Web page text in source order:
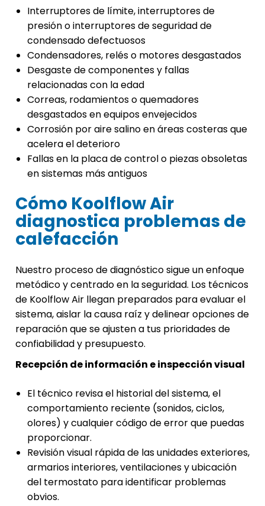
Interruptores de límite, interruptores de
presión o interruptores de seguridad de
condensado defectuosos
Condensadores, relés o motores desgastados
Desgaste de componentes y fallas
relacionadas con la edad
Correas, rodamientos o quemadores
desgastados en equipos envejecidos
Corrosión por aire salino en áreas costeras que
acelera el deterioro
Fallas en la placa de control o piezas obsoletas
en sistemas más antiguos
Cómo Koolflow Air
diagnostica problemas de
calefacción
Nuestro proceso de diagnóstico sigue un enfoque
metódico y centrado en la seguridad. Los técnicos
de Koolflow Air llegan preparados para evaluar el
sistema, aislar la causa raíz y delinear opciones de
reparación que se ajusten a tus prioridades de
confiabilidad y presupuesto.
Recepción de información e inspección visual
El técnico revisa el historial del sistema, el
comportamiento reciente (sonidos, ciclos,
olores) y cualquier código de error que puedas
proporcionar.
Revisión visual rápida de las unidades exteriores,
armarios interiores, ventilaciones y ubicación
del termostato para identificar problemas
obvios.